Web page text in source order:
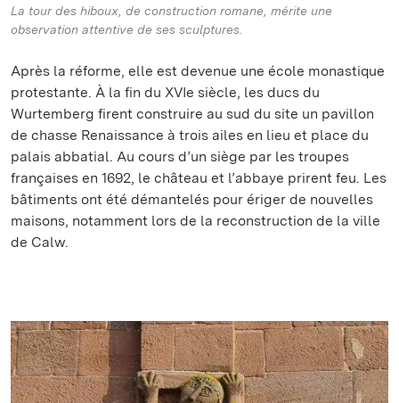
La tour des hiboux, de construction romane, mérite une
observation attentive de ses sculptures.
Après la réforme, elle est devenue une école monastique
protestante. À la fin du XVIe siècle, les ducs du
Wurtemberg firent construire au sud du site un pavillon
de chasse Renaissance à trois ailes en lieu et place du
palais abbatial. Au cours d’un siège par les troupes
françaises en 1692, le château et l’abbaye prirent feu. Les
bâtiments ont été démantelés pour ériger de nouvelles
maisons, notamment lors de la reconstruction de la ville
de Calw.